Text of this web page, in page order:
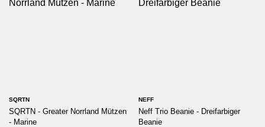
SQRTN
SQRTN - Greater Norrland Mützen
- Marine
NEFF
Neff Trio Beanie - Dreifarbiger
Beanie